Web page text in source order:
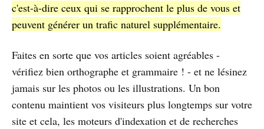
c'est-à-dire ceux qui se rapprochent le plus de vous et
peuvent générer un trafic naturel supplémentaire.
Faites en sorte que vos articles soient agréables -
vérifiez bien orthographe et grammaire ! - et ne lésinez
jamais sur les photos ou les illustrations. Un bon
contenu maintient vos visiteurs plus longtemps sur votre
site et cela, les moteurs d'indexation et de recherches